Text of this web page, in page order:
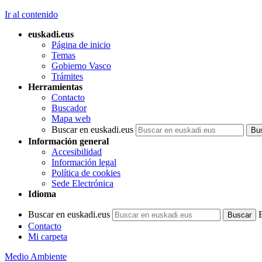
Ir al contenido
euskadi.eus
Página de inicio
Temas
Gobierno Vasco
Trámites
Herramientas
Contacto
Buscador
Mapa web
Buscar en euskadi.eus
Información general
Accesibilidad
Información legal
Política de cookies
Sede Electrónica
Idioma
Buscar en euskadi.eus
Contacto
Mi carpeta
Medio Ambiente